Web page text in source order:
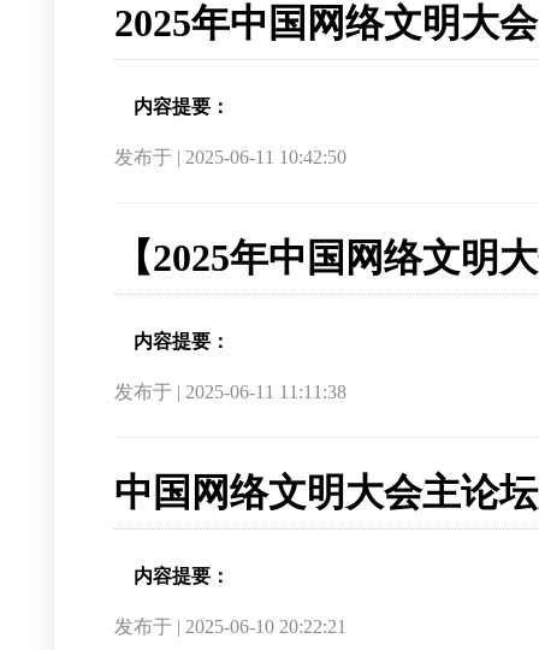
2025年中国网络文明大
内容提要：
发布于 | 2025-06-11 10:42:50
【2025年中国网络文明
内容提要：
发布于 | 2025-06-11 11:11:38
中国网络文明大会主论
内容提要：
发布于 | 2025-06-10 20:22:21